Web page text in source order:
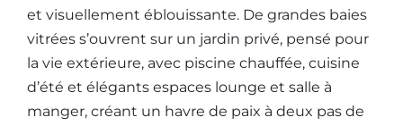
et visuellement éblouissante. De grandes baies
vitrées s’ouvrent sur un jardin privé, pensé pour
la vie extérieure, avec piscine chauffée, cuisine
d’été et élégants espaces lounge et salle à
manger, créant un havre de paix à deux pas de